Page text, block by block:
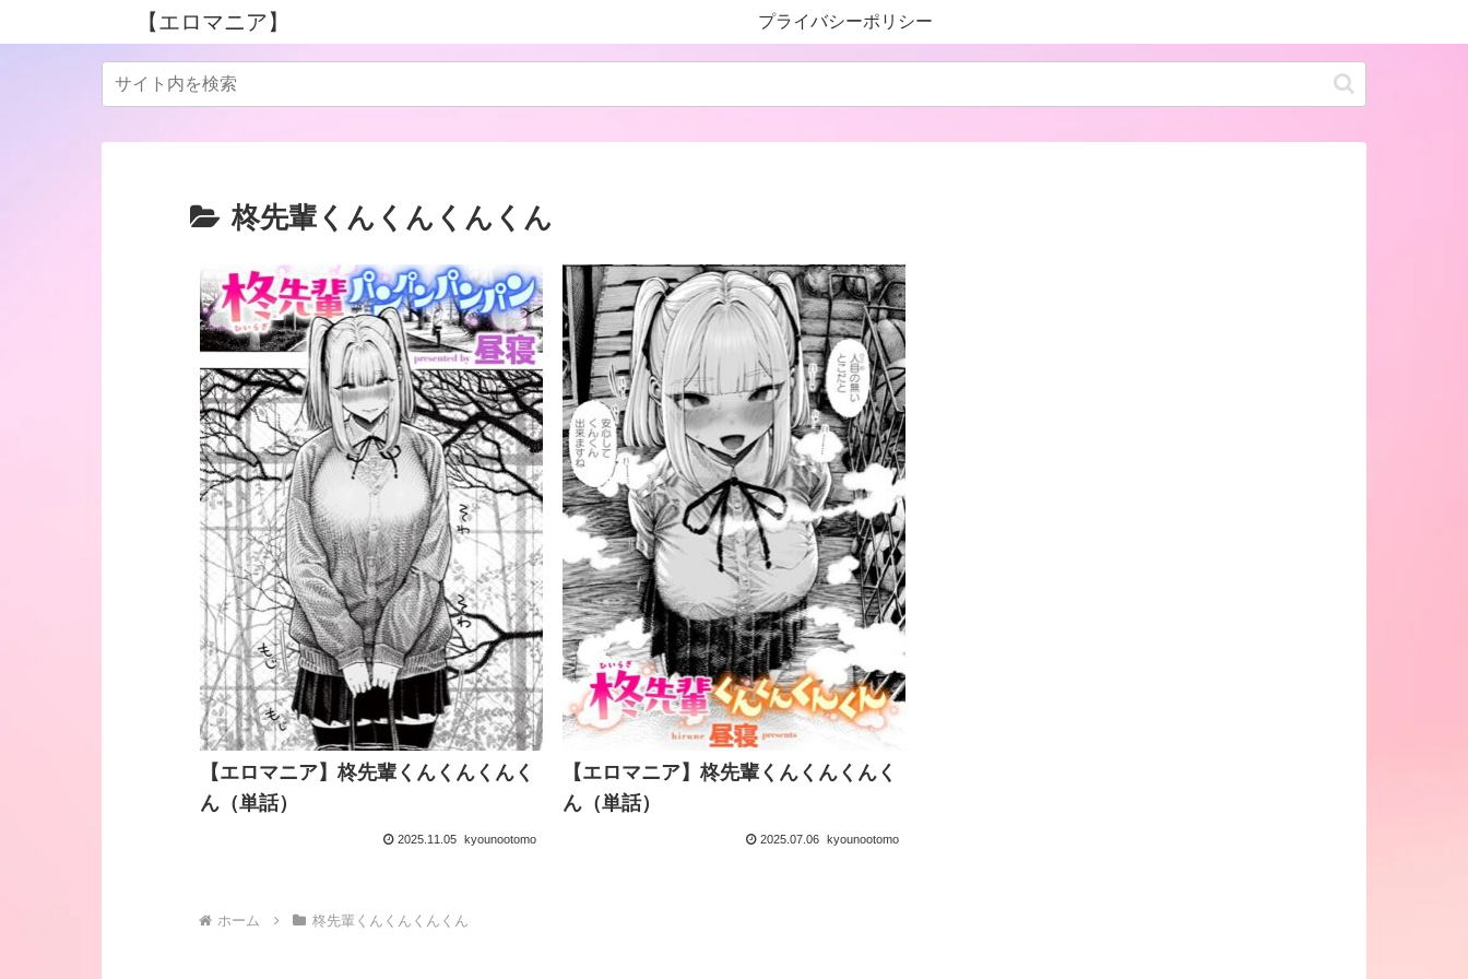
【エロマニア】 プライバシーポリシー
柊先輩くんくんくんくん
【エロマニア】柊先輩くんくんくんく
ん（単話）
2025.11.05 kyounootomo
【エロマニア】柊先輩くんくんくんく
ん（単話）
2025.07.06 kyounootomo
ホーム 柊先輩くんくんくんくん